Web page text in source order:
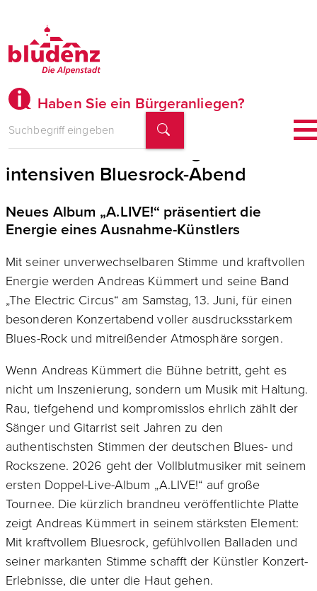
Haben Sie ein Bürgeranliegen?
Andreas Kümmert sorgt für
intensiven Bluesrock-Abend
Neues Album „A.LIVE!“ präsentiert die
Energie eines Ausnahme-Künstlers
Mit seiner unverwechselbaren Stimme und kraftvollen
Energie werden Andreas Kümmert und seine Band
„The Electric Circus“ am Samstag, 13. Juni, für einen
besonderen Konzertabend voller ausdrucksstarkem
Blues-Rock und mitreißender Atmosphäre sorgen.
Wenn Andreas Kümmert die Bühne betritt, geht es
nicht um Inszenierung, sondern um Musik mit Haltung.
Rau, tiefgehend und kompromisslos ehrlich zählt der
Sänger und Gitarrist seit Jahren zu den
authentischsten Stimmen der deutschen Blues- und
Rockszene. 2026 geht der Vollblutmusiker mit seinem
ersten Doppel-Live-Album „A.LIVE!“ auf große
Tournee. Die kürzlich brandneu veröffentlichte Platte
zeigt Andreas Kümmert in seinem stärksten Element:
Mit kraftvollem Bluesrock, gefühlvollen Balladen und
seiner markanten Stimme schafft der Künstler Konzert-
Erlebnisse, die unter die Haut gehen.